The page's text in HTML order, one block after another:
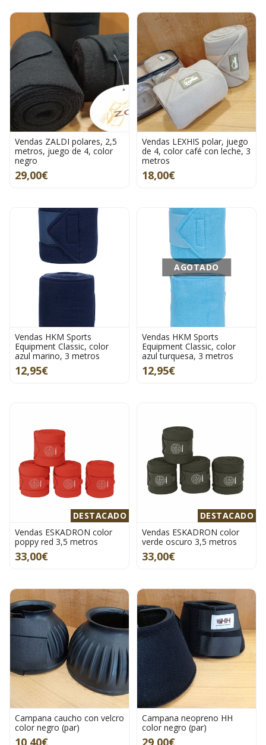
Vendas ZALDI polares, 2,5
metros, juego de 4, color
negro
29,00€
Vendas LEXHIS polar, juego
de 4, color café con leche, 3
metros
18,00€
Vendas HKM Sports
Equipment Classic, color
azul marino, 3 metros
12,95€
AGOTADO
Vendas HKM Sports
Equipment Classic, color
azul turquesa, 3 metros
12,95€
DESTACADO
Vendas ESKADRON color
poppy red 3,5 metros
33,00€
DESTACADO
Vendas ESKADRON color
verde oscuro 3,5 metros
33,00€
Campana caucho con velcro
color negro (par)
Campana neopreno HH
color negro (par)